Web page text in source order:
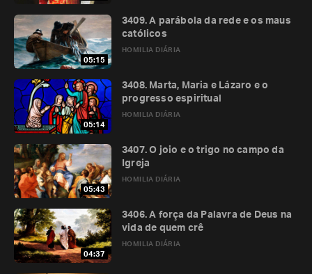
05:15
HOMILIA DIÁRIA
3409. A parábola da rede e os maus
católicos
05:14
HOMILIA DIÁRIA
3408. Marta, Maria e Lázaro e o
progresso espiritual
05:43
HOMILIA DIÁRIA
3407. O joio e o trigo no campo da
Igreja
04:37
HOMILIA DIÁRIA
3406. A força da Palavra de Deus na
vida de quem crê